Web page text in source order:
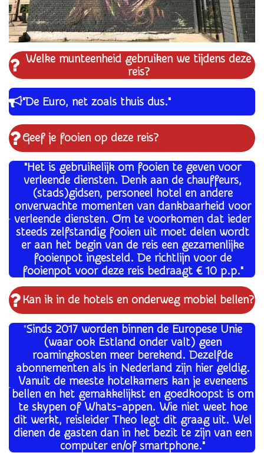
Welke munteenheid gebruiken we tijdens deze
reis?
"De Euro, net zoals thuis dus."
Geef je fooien op deze reis?
"Het is gebruikelijk om fooien te geven voor
verleende diensten. Denk aan de chauffeurs,
(stads)gidsen, personeel hotel en andere
onverwachte momenten van dankbaarheid voor
verleende diensten. Om te voorkomen dat ieder
steeds zelfstandig fooien uit moet delen wordt
er aan het begin van de reis een gezamenlijke
fooienpot ingesteld. De richtlijn voor de
fooienpot voor deze reis bedraagt € 10 p.p."
Kan ik in de hotels en onderweg mobiel bellen?
"Sinds 2017 worden binnen de Europese Unie
(waar ook Estland onder valt) geen
roamingkosten meer berekend. Dezelfde
abonnementen als in Nederland zijn hier geldig.
Vanuit de meeste hotelkamers kan je eveneens
bellen en het gemakkelijkst en goedkoopst is om
te skypen of Whats-appen. Wie niet weet hoe
dit werkt, reisleider Theo legt dit graag uit. Wel
dienen de gasten dan in het bezit te zijn van een
computer en/of smartphone."